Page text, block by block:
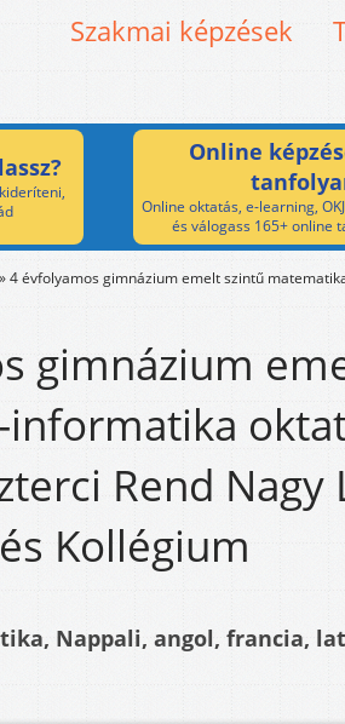
Szakmai képzések
Online
Online oktatás, e-learning,
és válogass 165+ online
»4 évfolyamos gimnázium emelt szintű
gimnázium
Rend Nagy
Kollégium
Nappali, angol, francia,